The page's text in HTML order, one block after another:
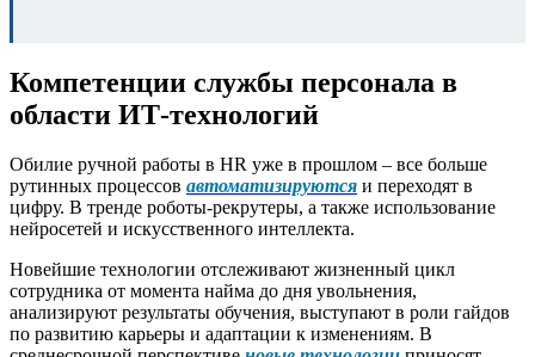
Компетенции службы персонала в
области ИТ-технологий
Обилие ручной работы в HR уже в прошлом – все больше
рутинных процессов автоматизируются и переходят в
цифру. В тренде роботы-рекрутеры, а также использование
нейросетей и искусственного интеллекта.
Новейшие технологии отслеживают жизненный цикл
сотрудника от момента найма до дня увольнения,
анализируют результаты обучения, выступают в роли гайдов
по развитию карьеры и адаптации к изменениям. В